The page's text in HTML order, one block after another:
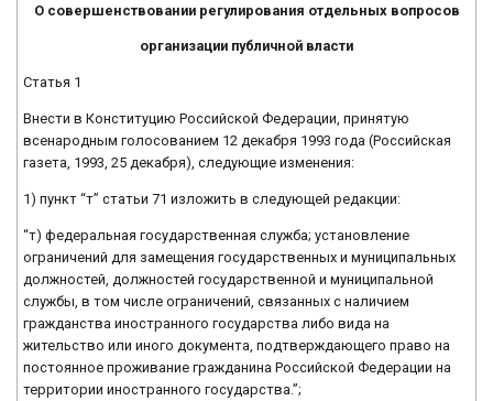
О совершенствовании регулирования отдельных вопросов
организации публичной власти
Статья 1
Внести в Конституцию Российской Федерации, принятую
всенародным голосованием 12 декабря 1993 года (Российская
газета, 1993, 25 декабря), следующие изменения:
1) пункт “т” статьи 71 изложить в следующей редакции:
“т) федеральная государственная служба; установление
ограничений для замещения государственных и муниципальных
должностей, должностей государственной и муниципальной
службы, в том числе ограничений, связанных с наличием
гражданства иностранного государства либо вида на
жительство или иного документа, подтверждающего право на
постоянное проживание гражданина Российской Федерации на
территории иностранного государства.”;